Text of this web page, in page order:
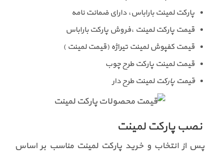
پارکت لمینت باراباس، دارای ضمانت نامه
قیمت پارکت لمینت ،فروش پارکت باراباس
قیمت کفپوش لمینت تیراژه (قیمت لمینت )
قیمت لمینت پارکت طرح چوب
قیمت پارکت لمینت طرح دار
نصب پارکت لمینت
پس از انتخاب و خرید پارکت لمینت مناسب بر اساس